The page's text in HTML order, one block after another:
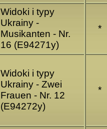
Widoki i typy
Ukrainy -
Musikanten - Nr.
16 (E94271y)
*
Widoki i typy
Ukrainy - Zwei
Frauen - Nr. 12
(E94272y)
*